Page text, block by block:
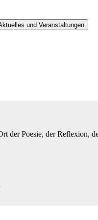
und Veranstaltungen
der Poesie, der Reflexion,